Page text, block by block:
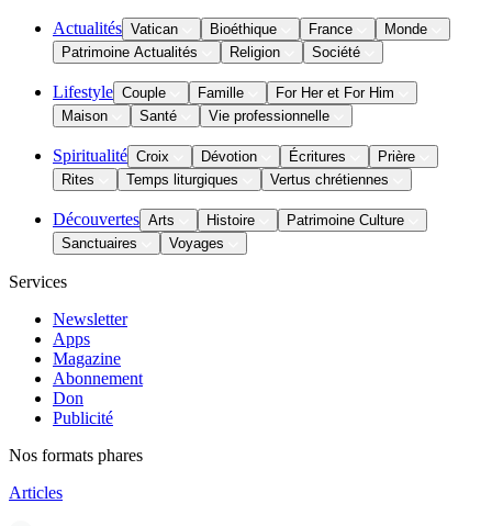
Actualités Vatican Bioéthique France
Monde
Patrimoine Actualités
Religion Société
Lifestyle Couple Famille
For Her et For Him
Maison
Santé Vie professionnelle
Spiritualité Croix Dévotion Écritures
Prière
Rites
Temps liturgiques Vertus chrétiennes
Découvertes Arts Histoire
Patrimoine Culture
Sanctuaires
Voyages
Services
Newsletter
Apps
Magazine
Abonnement
Don
Publicité
Nos formats phares
Articles